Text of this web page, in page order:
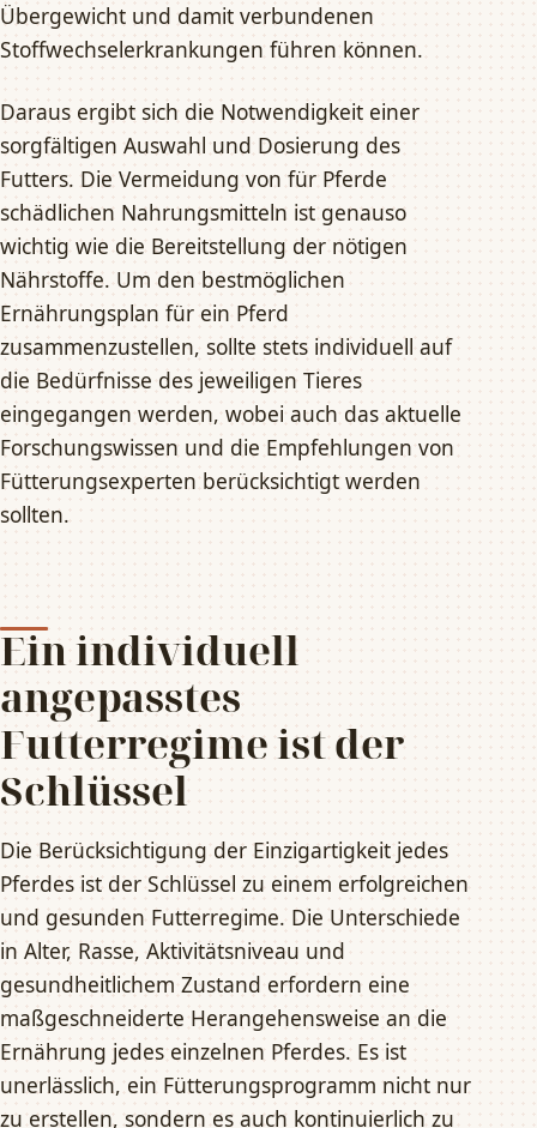
Übergewicht und damit verbundenen
Stoffwechselerkrankungen führen können.
Daraus ergibt sich die Notwendigkeit einer
sorgfältigen Auswahl und Dosierung des
Futters. Die Vermeidung von für Pferde
schädlichen Nahrungsmitteln ist genauso
wichtig wie die Bereitstellung der nötigen
Nährstoffe. Um den bestmöglichen
Ernährungsplan für ein Pferd
zusammenzustellen, sollte stets individuell auf
die Bedürfnisse des jeweiligen Tieres
eingegangen werden, wobei auch das aktuelle
Forschungswissen und die Empfehlungen von
Fütterungsexperten berücksichtigt werden
sollten.
Ein individuell
angepasstes
Futterregime ist der
Schlüssel
Die Berücksichtigung der Einzigartigkeit jedes
Pferdes ist der Schlüssel zu einem erfolgreichen
und gesunden Futterregime. Die Unterschiede
in Alter, Rasse, Aktivitätsniveau und
gesundheitlichem Zustand erfordern eine
maßgeschneiderte Herangehensweise an die
Ernährung jedes einzelnen Pferdes. Es ist
unerlässlich, ein Fütterungsprogramm nicht nur
zu erstellen, sondern es auch kontinuierlich zu